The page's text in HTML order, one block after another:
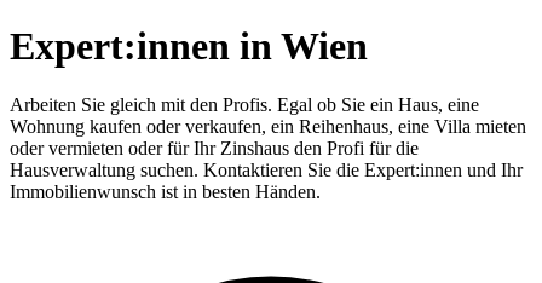
Expert:innen in Wien
Arbeiten Sie gleich mit den Profis. Egal ob Sie ein Haus, eine
Wohnung kaufen oder verkaufen, ein Reihenhaus, eine Villa mieten
oder vermieten oder für Ihr Zinshaus den Profi für die
Hausverwaltung suchen. Kontaktieren Sie die Expert:innen und Ihr
Immobilienwunsch ist in besten Händen.